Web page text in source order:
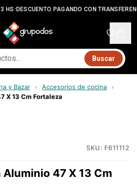
HS•DESCUENTO PAGANDO CON
Buscar
y Bazar › Accesorios de cocina ›
X 13 Cm Fortaleza
SKU: F611112
Aluminio 47 X 13 Cm